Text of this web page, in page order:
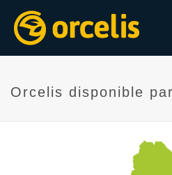
Orcelis disponible